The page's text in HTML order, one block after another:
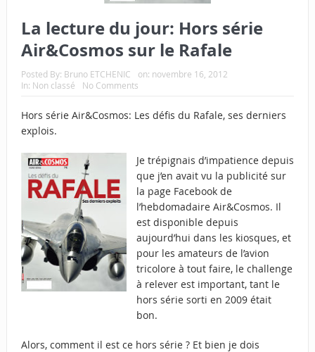
La lecture du jour: Hors série
Air&Cosmos sur le Rafale
Posted By: Bruno ETCHENIC on: novembre 16, 2012
In: Non classé No Comments
Hors série Air&Cosmos: Les défis du Rafale, ses derniers
explois.
Je trépignais d’impatience depuis
que j’en avait vu la publicité sur
la page Facebook de
l’hebdomadaire Air&Cosmos. Il
est disponible depuis
aujourd’hui dans les kiosques, et
pour les amateurs de l’avion
tricolore à tout faire, le challenge
à relever est important, tant le
hors série sorti en 2009 était
bon.
Alors, comment il est ce hors série ? Et bien je dois